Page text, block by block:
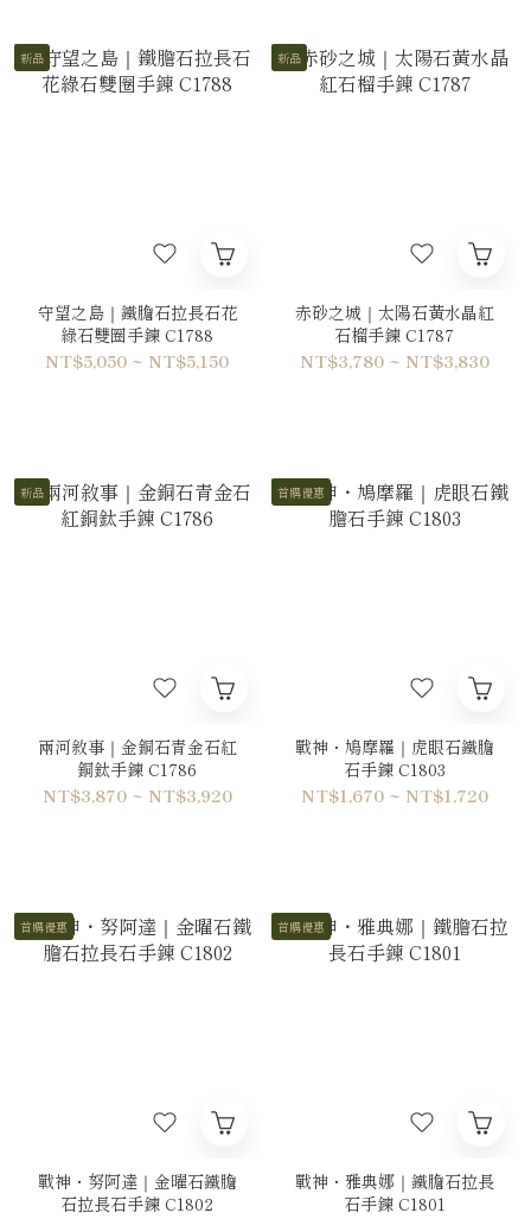
新品
守望之島｜鐵膽石拉長石花
綠石雙圈手鍊 C1788
NT$5,050 ~ NT$5,150
新品
赤砂之城｜太陽石黃水晶紅
石榴手鍊 C1787
NT$3,780 ~ NT$3,830
新品
兩河敘事｜金銅石青金石紅
銅鈦手鍊 C1786
NT$3,870 ~ NT$3,920
首購優惠
戰神・鳩摩羅｜虎眼石鐵膽
石手鍊 C1803
NT$1,670 ~ NT$1,720
首購優惠
戰神・努阿達｜金曜石鐵膽
石拉長石手鍊 C1802
首購優惠
戰神・雅典娜｜鐵膽石拉長
石手鍊 C1801